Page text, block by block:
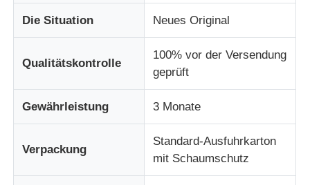
Nachrichten
Alle Fälle
Diebold ATM-Teile
Die Situation Neues Original
Qualitätskontrolle
100% vor der Versendung
geprüft
Gewährleistung 3 Monate
Verpackung
Standard-Ausfuhrkarton
mit Schaumschutz